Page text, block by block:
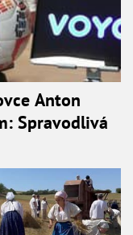
Anton
Spravodlivá